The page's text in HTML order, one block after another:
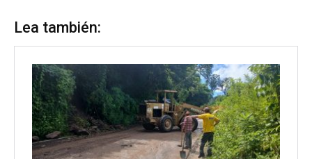
Lea también: